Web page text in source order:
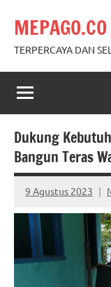
content
MEPAGO.CO
TERPERCAYA DAN
Dukung
Bangun Teras
9 Agustus 2023
No
comments